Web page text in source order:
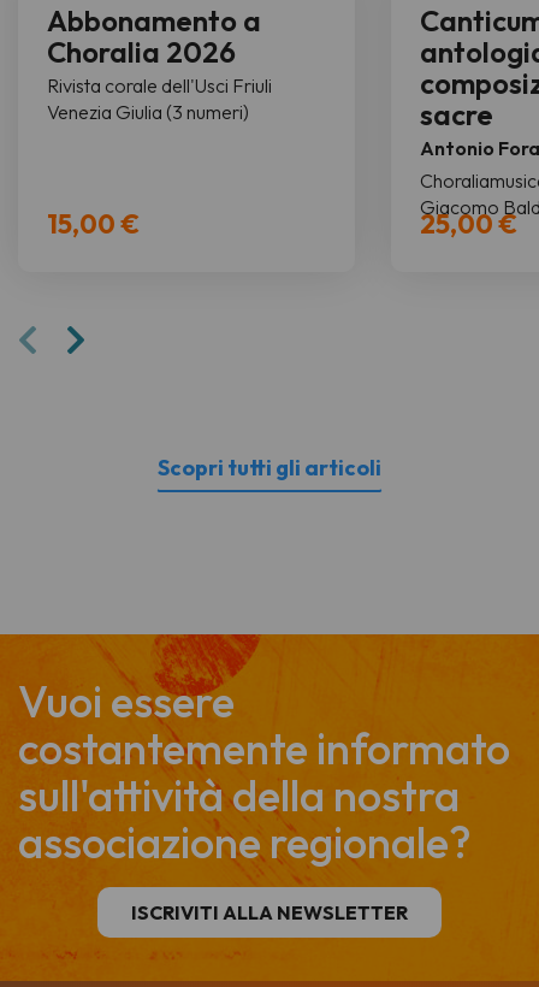
Abbonamento a
Choralia 2026
Rivista corale dell'Usci Friuli
Venezia Giulia (3 numeri)
15,00 €
sacre
Antonio
Giacomo
25,00 €
Scopri tutti gli articoli
Vuoi essere
costantemente informato
sull'attività della nostra
associazione regionale?
ISCRIVITI ALLA NEWSLETTER